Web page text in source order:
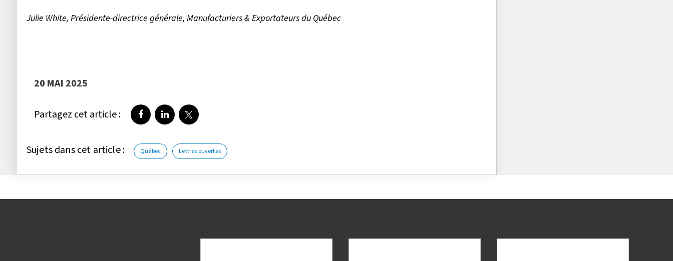
Julie White, Présidente-directrice générale, Manufacturiers & Exportateurs du Québec
20 MAI 2025
Partagez cet article : Partager sur Facebook
Partager sur LinkedIn
Partager sur Twitter
Sujets dans cet article : Québec Lettres ouvertes